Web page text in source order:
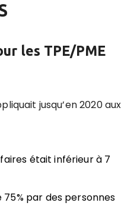
les TPE/PME
jusqu’en 2020 aux
était inférieur à 7
par des personnes